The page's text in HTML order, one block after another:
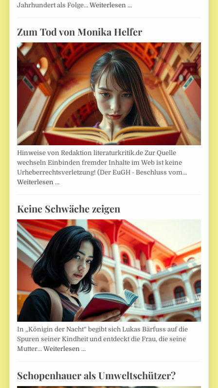
Jahrhundert als Folge…Weiterlesen …
Zum Tod von Monika Helfer
Hinweise von Redaktion literaturkritik.de Zur Quelle
wechseln Einbinden fremder Inhalte im Web ist keine
Urheberrechtsverletzung! (Der EuGH - Beschluss vom…
Weiterlesen …
Keine Schwäche zeigen
In „Königin der Nacht“ begibt sich Lukas Bärfuss auf die
Spuren seiner Kindheit und entdeckt die Frau, die seine
Mutter…Weiterlesen …
Schopenhauer als Umweltschützer?